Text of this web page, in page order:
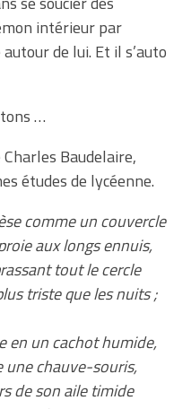
intérieur par
de lui. Et il s’auto
…
Baudelaire,
études de lycéenne.
comme un couvercle
aux longs ennuis,
tout le cercle
triste que les nuits ;
en un cachot humide,
une chauve-souris,
de son aile timide